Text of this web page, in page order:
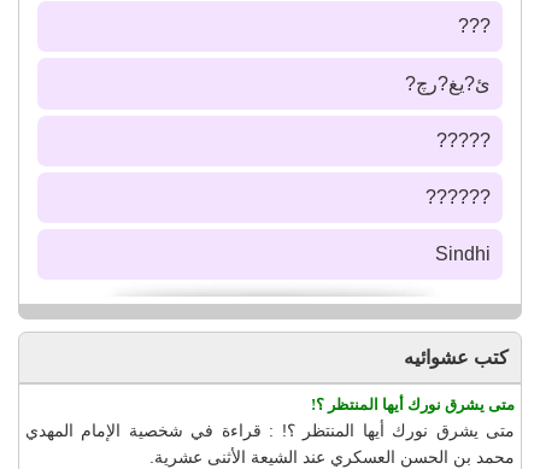
???
ئ?يغ?رچ?
?????
??????
Sindhi
كتب عشوائيه
متى يشرق نورك أيها المنتظر ؟!
متى يشرق نورك أيها المنتظر ؟! : قراءة في شخصية الإمام المهدي
محمد بن الحسن العسكري عند الشيعة الأثنى عشرية.